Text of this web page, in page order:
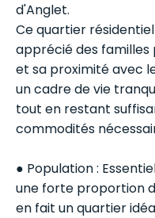
d'Anglet.
Ce quartier
apprécié des familles
et sa proximité avec
un cadre de vie
tout en restant
commodités
● Population :
une forte proportion
en fait un quartier